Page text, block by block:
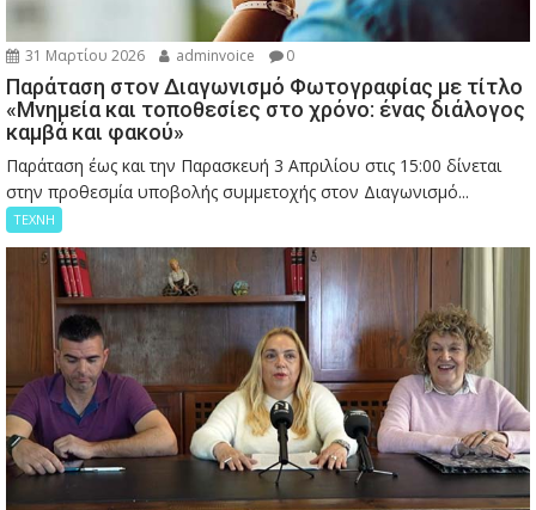
31 Μαρτίου 2026 adminvoice 0
Παράταση στον Διαγωνισμό Φωτογραφίας με τίτλο
«Μνημεία και τοποθεσίες στο χρόνο: ένας διάλογος
καμβά και φακού»
Παράταση έως και την Παρασκευή 3 Απριλίου στις 15:00 δίνεται
στην προθεσμία υποβολής συμμετοχής στον Διαγωνισμό...
ΤΕΧΝΗ